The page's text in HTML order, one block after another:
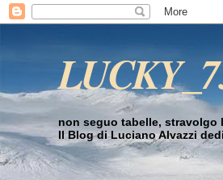
non seguo tabelle,
Il Blog di Luciano Alvazzi